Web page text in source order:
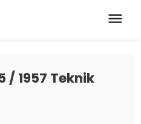
menu
/ 1957 Teknik